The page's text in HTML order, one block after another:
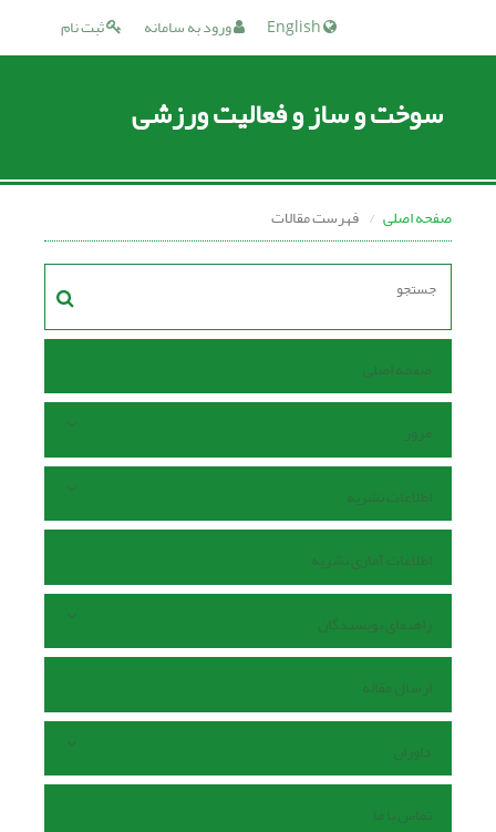
ثبت نام ورود به سامانه
سوخت و ساز و فعالیت ورزشی
صفحه اصلی فهرست مقالات
صفحه اصلی
مرور
اطلاعات نشریه
اطلاعات آماری نشریه
راهنمای نویسندگان
ارسال مقاله
داوران
تماس با ما